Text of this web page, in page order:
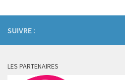
SUIVRE :
LES PARTENAIRES